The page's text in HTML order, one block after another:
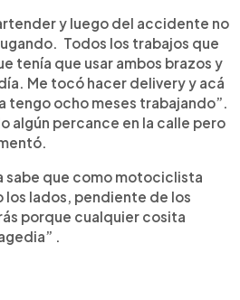
y luego del accidente no
Todos los trabajos que
tenía que usar ambos brazos y
Me tocó hacer delivery y acá
tengo ocho meses trabajando”.
algún percance en la calle pero
sabe que como motociclista
los lados, pendiente de los
porque cualquier cosita
.